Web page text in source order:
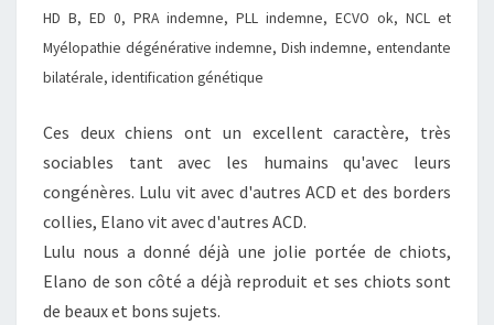
HD B, ED 0, PRA indemne, PLL indemne, ECVO ok, NCL et
Myélopathie dégénérative indemne, Dish indemne, entendante
bilatérale, identification génétique
Ces deux chiens ont un excellent caractère, très
sociables tant avec les humains qu'avec leurs
congénères. Lulu vit avec d'autres ACD et des borders
collies, Elano vit avec d'autres ACD.
Lulu nous a donné déjà une jolie portée de chiots,
Elano de son côté a déjà reproduit et ses chiots sont
de beaux et bons sujets.